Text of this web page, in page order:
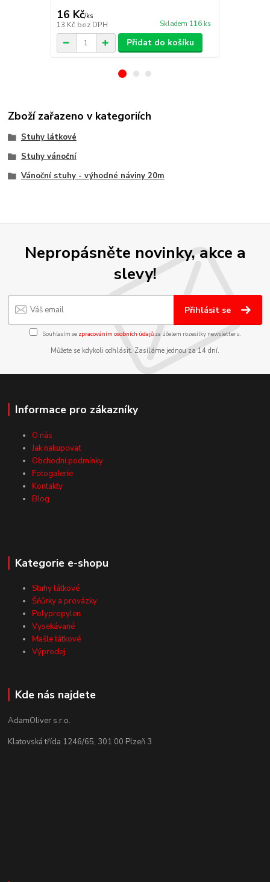
16 Kč/ks
13 Kč bez DPH Skladem 116 ks
Přidat do košíku
Zboží zařazeno v kategoriích
Stuhy látkové
Stuhy vánoční
Vánoční stuhy - výhodné náviny 20m
Nepropásněte novinky, akce a
slevy!
Přihlásit se
Souhlasím se zpracováním osobních údajůza účelem rozesílky newsletteru.
Můžete se kdykoli odhlásit. Zasíláme jednou za 14 dní.
Informace pro zákazníky
O nás
Jak nakupovat
Obchodní podmínky
Fotogalerie
Kontakty
Blog
Kategorie e-shopu
Stuhy látkové
Šňůrky a provázky
Polypropylen
Vysekávané
Mašle látkové
Výprodej
Kde nás najdete
AdamOliver s.r.o.
Klatovská třída 1246/65, 301 00 Plzeň 3